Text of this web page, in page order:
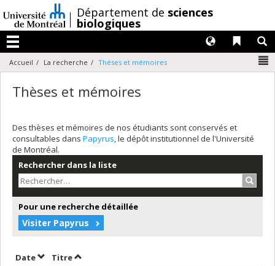
au
contenu
/Département de sciences
biologiques
Menu
Liens
Langues
Accueil La recherche Thèses et mémoires
Thèses et mémoires
Des thèses et mémoires de nos étudiants sont conservés et
consultables dans Papyrus, le dépôt institutionnel de l'Université
de Montréal.
Rechercher dans la liste
Pour une recherche détaillée
Visiter Papyrus
DateTrier par date en ordre décroissant
TitreTrier par titre en ordre décroissant